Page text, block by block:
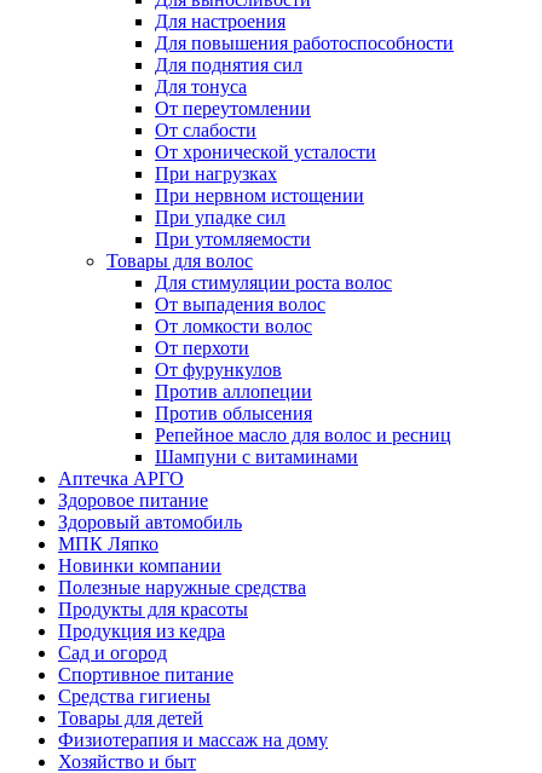
Для настроения
Для повышения работоспособности
Для поднятия сил
Для тонуса
От переутомлении
От слабости
От хронической усталости
При нагрузках
При нервном истощении
При упадке сил
При утомляемости
Товары для волос
Для стимуляции роста волос
От выпадения волос
От ломкости волос
От перхоти
От фурункулов
Против аллопеции
Против облысения
Репейное масло для волос и ресниц
Шампуни с витаминами
Аптечка АРГО
Здоровое питание
Здоровый автомобиль
МПК Ляпко
Новинки компании
Полезные наружные средства
Продукты для красоты
Продукция из кедра
Сад и огород
Спортивное питание
Средства гигиены
Товары для детей
Физиотерапия и массаж на дому
Хозяйство и быт